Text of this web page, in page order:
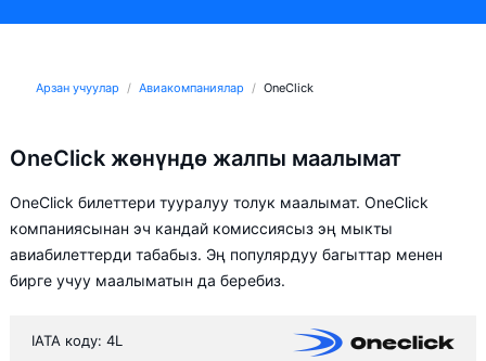
Арзан учуулар Авиакомпаниялар OneClick
OneClick жөнүндө жалпы маалымат
OneClick билеттери тууралуу толук маалымат. OneClick
компаниясынан эч кандай комиссиясыз эң мыкты
авиабилеттерди табабыз. Эң популярдуу багыттар менен
бирге учуу маалыматын да беребиз.
IATA коду: 4L